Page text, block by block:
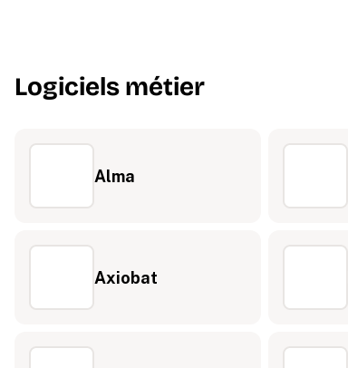
Logiciels métier
Alma
Axiobat